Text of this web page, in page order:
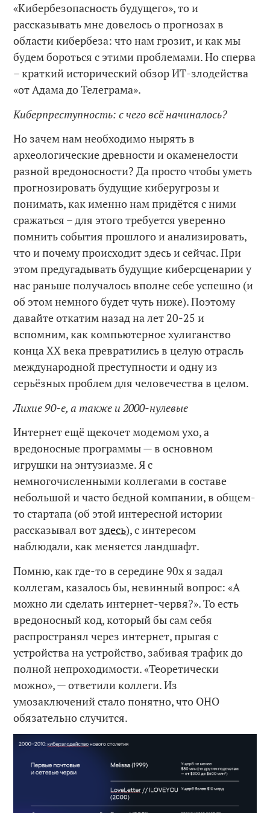
«Кибербезопасность будущего», то и
рассказывать мне довелось о прогнозах в
области кибербеза: что нам грозит, и как мы
будем бороться с этими проблемами. Но сперва
– краткий исторический обзор ИТ-злодейства
«от Адама до Телеграма».
Киберпреступность: с чего всё начиналось?
Но зачем нам необходимо нырять в
археологические древности и окаменелости
разной вредоносности? Да просто чтобы уметь
прогнозировать будущие киберугрозы и
понимать, как именно нам придётся с ними
сражаться – для этого требуется уверенно
помнить события прошлого и анализировать,
что и почему происходит здесь и сейчас. При
этом предугадывать будущие киберсценарии у
нас раньше получалось вполне себе успешно (и
об этом немного будет чуть ниже). Поэтому
давайте откатим назад на лет 20-25 и
вспомним, как компьютерное хулиганство
конца XX века превратились в целую отрасль
международной преступности и одну из
серьёзных проблем для человечества в целом.
Лихие 90-е, а также и 2000-нулевые
Интернет ещё щекочет модемом ухо, а
вредоносные программы — в основном
игрушки на энтузиазме. Я с
немногочисленными коллегами в составе
небольшой и часто бедной компании, в общем-
то стартапа (об этой интересной истории
рассказывал вот здесь), с интересом
наблюдали, как меняется ландшафт.
Помню, как где-то в середине 90х я задал
коллегам, казалось бы, невинный вопрос: «А
можно ли сделать интернет-червя?». То есть
вредоносный код, который бы сам себя
распространял через интернет, прыгая с
устройства на устройство, забивая трафик до
полной непроходимости. «Теоретически
можно», — ответили коллеги. Из
умозаключений стало понятно, что ОНО
обязательно случится.